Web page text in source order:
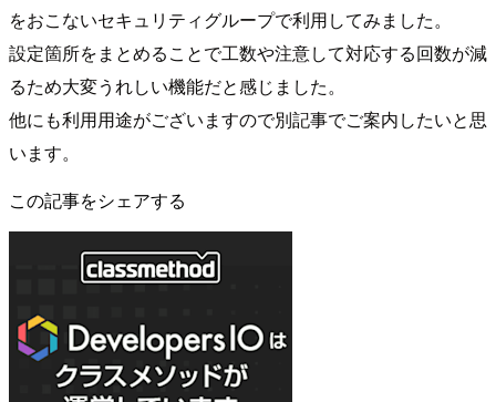
をおこないセキュリティグループで利用してみました。
設定箇所をまとめることで工数や注意して対応する回数が減
るため大変うれしい機能だと感じました。
他にも利用用途がございますので別記事でご案内したいと思
います。
この記事をシェアする